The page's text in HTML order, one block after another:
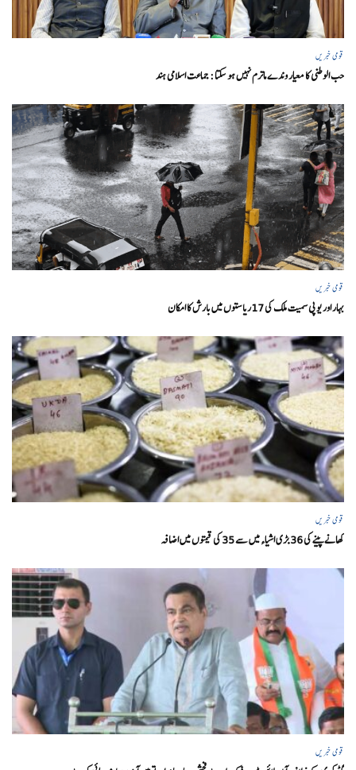
قومی خبریں
حب الوطنی کا معیار وندے ماترم نہیں ہو سکتا : جماعت اسلامی ہند
قومی خبریں
بہار اور یو پی سمیت ملک کی 17ریاستوں میں بارش کا امکان
قومی خبریں
کھانے پینے کی 36 بڑی اشیاء میں سے 35 کی قیمتوں میں اضافہ
قومی خبریں